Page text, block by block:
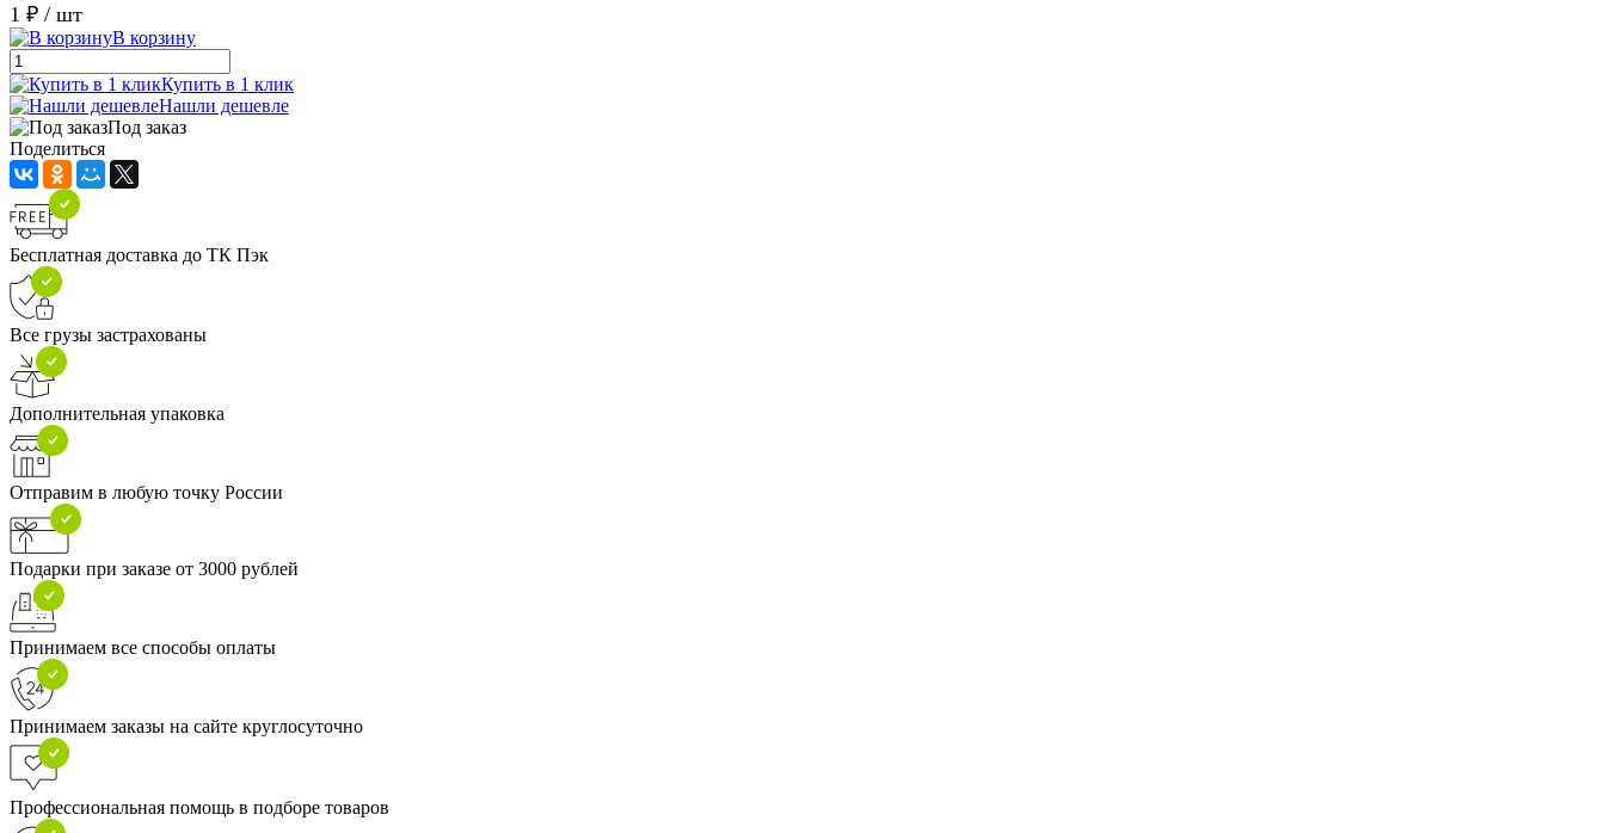
1 ₽ / шт
В корзину
Купить в 1 клик
Нашли дешевле
Под заказ
Поделиться
Бесплатная доставка до ТК Пэк
Все грузы застрахованы
Дополнительная упаковка
Отправим в любую точку России
Подарки при заказе от 3000 рублей
Принимаем все способы оплаты
Принимаем заказы на сайте круглосуточно
Профессиональная помощь в подборе товаров